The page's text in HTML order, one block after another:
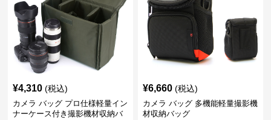
¥4,310 (税込)
カメラ バッグ プロ仕様軽量イン
ナーケース付き撮影機材収納バ
¥6,660 (税込)
カメラ バッグ 多機能軽量撮影機
材収納バッグ